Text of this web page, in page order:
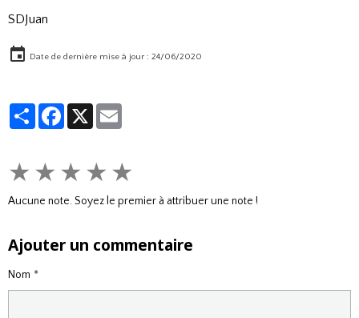
SDJuan
Date de dernière mise à jour : 24/06/2020
PartagerFacebook
X
★ ★ ★ ★ ★
Aucune note. Soyez le premier à attribuer une note !
Ajouter un commentaire
Nom